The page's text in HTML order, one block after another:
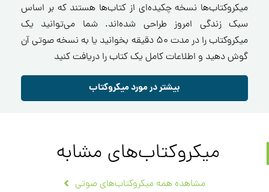
میکروکتاب‌ها نسخه چکیده‌ای از کتاب‌ها هستند که بر اساس
سبک زندگی امروز طراحی شده‌اند. شما می‌توانید یک
میکروکتاب را در مدت ۵۰ دقیقه بخوانید یا به نسخه صوتی آن
گوش دهید و اطلاعات کامل یک کتاب را دریافت کنید
بیشتر در مورد میکروکتاب
میکروکتاب‌های مشابه
مشاهده همه میکروکتاب‌های صوتی